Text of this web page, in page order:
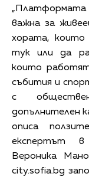
„Платформата
важна за
хората, които
тук или да
които
събития и
с
допълнителен
описа
експертът
Вероника
city.sofia.bg